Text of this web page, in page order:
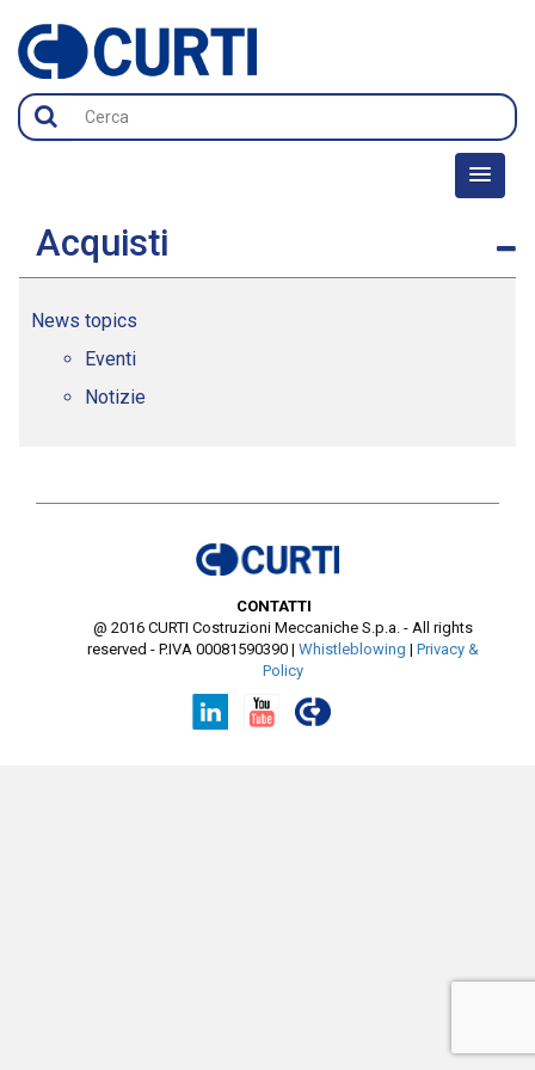
Acquisti
News topics
Eventi
Notizie
CONTATTI
@ 2016 CURTI Costruzioni Meccaniche S.p.a. - All rights
reserved - P.IVA 00081590390 | Whistleblowing | Privacy &
Policy